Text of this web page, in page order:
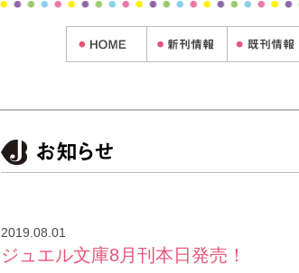
2019.08.01
ジュエル文庫8月刊本日発売！